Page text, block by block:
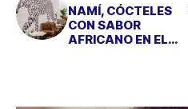
NAMÍ, CÓCTELES
CON SABOR
AFRICANO EN EL